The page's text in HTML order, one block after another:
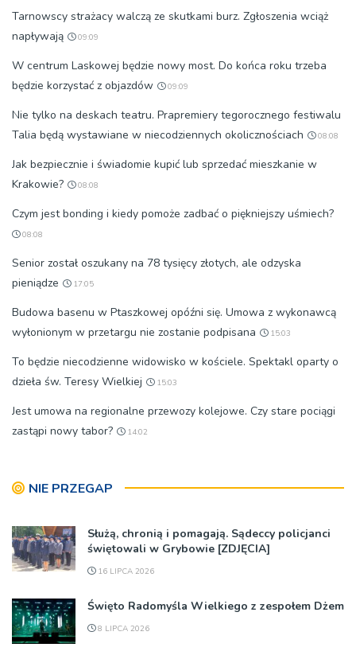
Tarnowscy strażacy walczą ze skutkami burz. Zgłoszenia wciąż
napływają
09:09
W centrum Laskowej będzie nowy most. Do końca roku trzeba
będzie korzystać z objazdów
09:09
Nie tylko na deskach teatru. Prapremiery tegorocznego festiwalu
Talia będą wystawiane w niecodziennych okolicznościach
08:08
Jak bezpiecznie i świadomie kupić lub sprzedać mieszkanie w
Krakowie?
08:08
Czym jest bonding i kiedy pomoże zadbać o piękniejszy uśmiech?
08:08
Senior został oszukany na 78 tysięcy złotych, ale odzyska
pieniądze
17:05
Budowa basenu w Ptaszkowej opóźni się. Umowa z wykonawcą
wyłonionym w przetargu nie zostanie podpisana
15:03
To będzie niecodzienne widowisko w kościele. Spektakl oparty o
dzieła św. Teresy Wielkiej
15:03
Jest umowa na regionalne przewozy kolejowe. Czy stare pociągi
zastąpi nowy tabor?
14:02
NIE PRZEGAP
Służą, chronią i pomagają. Sądeccy policjanci
świętowali w Grybowie [ZDJĘCIA]
16 LIPCA 2026
Święto Radomyśla Wielkiego z zespołem Dżem
8 LIPCA 2026